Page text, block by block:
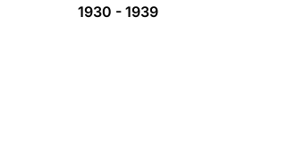
1930 - 1939